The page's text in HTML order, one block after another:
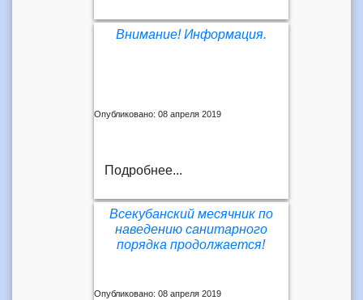
Внимание! Информация.
Опубликовано: 08 апреля 2019
Подробнее...
Всекубанский месячник по
наведению санитарного
порядка продолжается!
Опубликовано: 08 апреля 2019